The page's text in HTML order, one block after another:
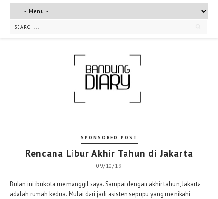
SPONSORED POST
Rencana Libur Akhir Tahun di Jakarta
09/10/19
Bulan ini ibukota memanggil saya. Sampai dengan akhir tahun, Jakarta
adalah rumah kedua. Mulai dari jadi asisten sepupu yang menikahi